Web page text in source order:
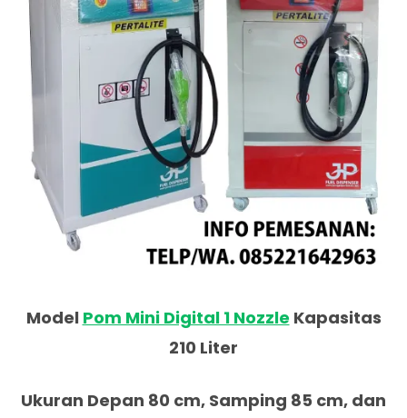
Model Pom Mini Digital 1 Nozzle Kapasitas
210 Liter
Ukuran Depan 80 cm, Samping 85 cm, dan